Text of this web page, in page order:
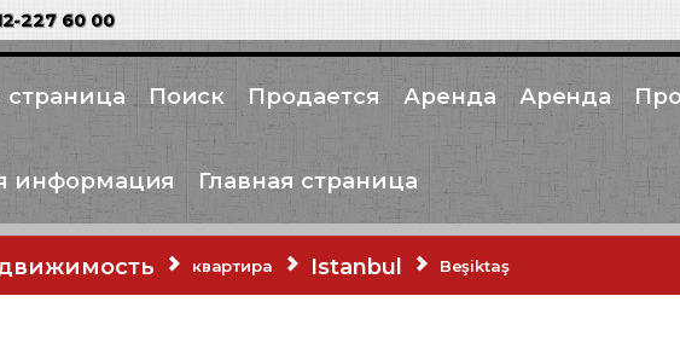
227 60 00
страница Поиск Продается Аренда Аренда
информация Главная страница
квартира Istanbul Beşiktaş